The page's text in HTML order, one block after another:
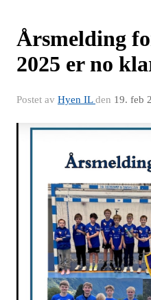
Årsmelding
2025 er no
Postet av Hyen ILden 19. feb